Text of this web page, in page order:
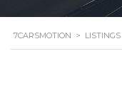
7CARSMOTION > LISTINGS